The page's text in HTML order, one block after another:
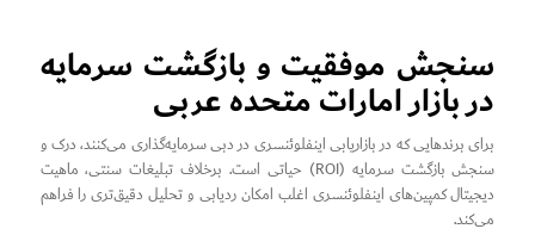
سنجش موفقیت و بازگشت سرمایه
در بازار امارات متحده عربی
برای برندهایی که در بازاریابی اینفلوئنسری در دبی سرمایه‌گذاری می‌کنند، درک و
سنجش بازگشت سرمایه (ROI) حیاتی است. برخلاف تبلیغات سنتی، ماهیت
دیجیتال کمپین‌های اینفلوئنسری اغلب امکان ردیابی و تحلیل دقیق‌تری را فراهم
می‌کند.